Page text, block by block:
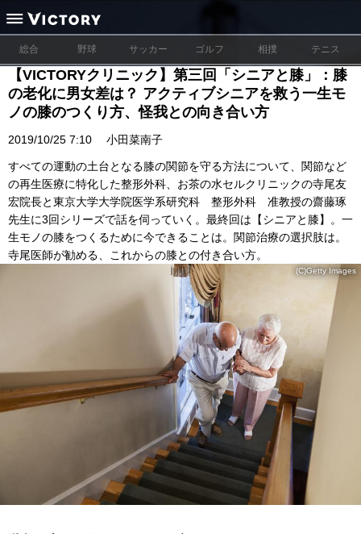
総合 野球 サッカー ゴルフ 相撲 テニス
【VICTORYクリニック】第三回「シニアと膝」：膝
の老化に男女差は？ アクティブシニアを救う一生モ
ノの膝のつくり方、怪我との向き合い方
2019/10/25 7:10 小田菜南子
すべての運動の土台となる膝の関節を守る方法について、関節など
の再生医療に特化した整形外科、お茶の水セルクリニックの寺尾友
宏院長と東京大学大学院医学系研究科 整形外科 准教授の齋藤琢
先生に3回シリーズで話を伺っていく。最終回は【シニアと膝】。一
生モノの膝をつくるために今できることは。関節治療の選択肢は。
寺尾医師が勧める、これからの膝との付き合い方。
(C)Getty Images